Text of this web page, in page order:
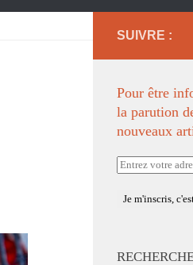
SUIVRE :
Pour être
la parution
nouveaux
Entrez
adresse